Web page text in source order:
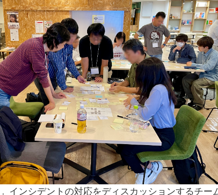
. インシデントの対応をディスカッションするチー